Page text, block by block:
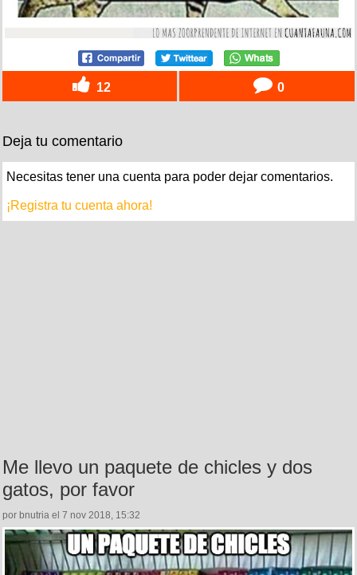
12 0
Deja tu comentario
Necesitas tener una cuenta para poder dejar comentarios.
¡Registra tu cuenta ahora!
Me llevo un paquete de chicles y dos
gatos, por favor
por bnutria el 7 nov 2018, 15:32